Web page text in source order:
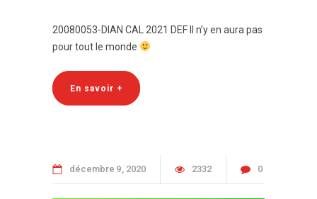
20080053-DIAN CAL 2021 DEF Il n’y en aura pas
pour tout le monde
En savoir +
décembre 9 2020 2332 0